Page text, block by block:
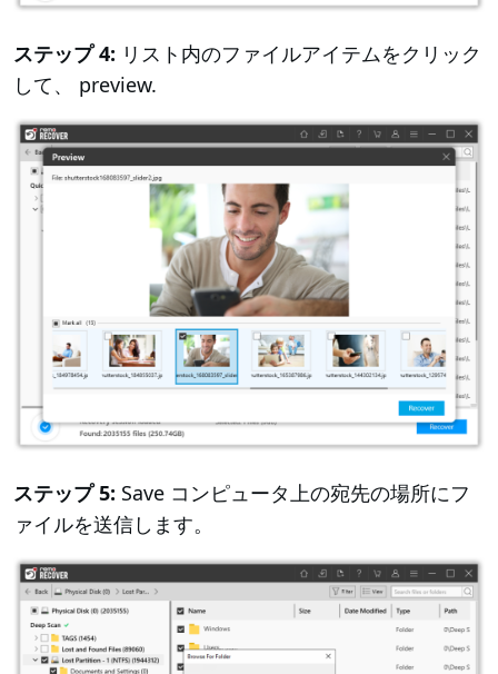
ステップ 4: リスト内のファイルアイテムをクリック
して、 preview.
ステップ 5: Save コンピュータ上の宛先の場所にフ
ァイルを送信します。